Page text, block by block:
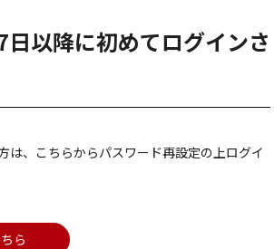
以降に初めてログインさ
、こちらからパスワード再設定の上ログイ
ら